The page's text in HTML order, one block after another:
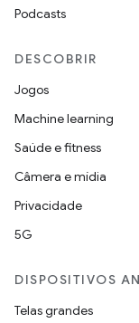
Podcasts
DESCOBRIR
Jogos
Machine learning
Saúde e fitness
Câmera e mídia
Privacidade
5G
DISPOSITIVOS
Telas grandes